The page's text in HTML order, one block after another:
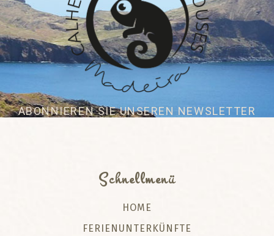
ABONNIEREN SIE UNSEREN NEWSLETTER
Schnellmenü
HOME
FERIENUNTERKÜNFTE